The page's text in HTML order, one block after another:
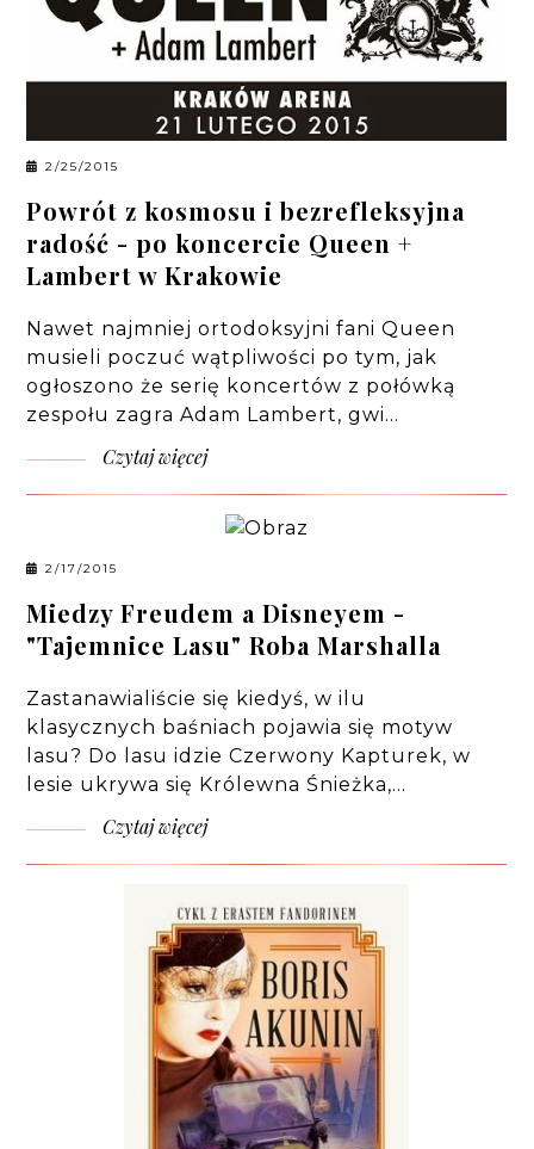
2/25/2015
Powrót z kosmosu i bezrefleksyjna
radość - po koncercie Queen +
Lambert w Krakowie
Nawet najmniej ortodoksyjni fani Queen
musieli poczuć wątpliwości po tym, jak
ogłoszono że serię koncertów z połówką
zespołu zagra Adam Lambert, gwi…
Czytaj więcej
2/17/2015
Miedzy Freudem a Disneyem -
"Tajemnice Lasu" Roba Marshalla
Zastanawialiście się kiedyś, w ilu
klasycznych baśniach pojawia się motyw
lasu? Do lasu idzie Czerwony Kapturek, w
lesie ukrywa się Królewna Śnieżka,…
Czytaj więcej